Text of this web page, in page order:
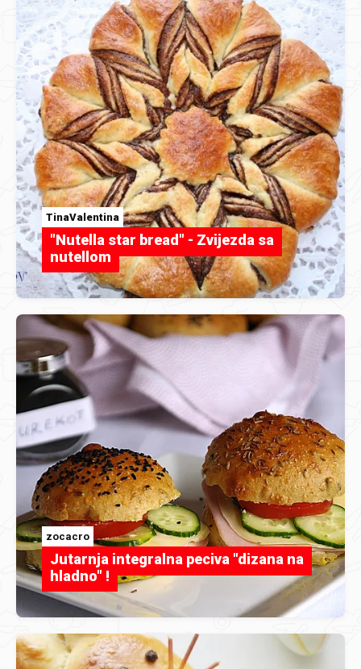
TinaValentina
"Nutella star bread" - Zvijezda sa
nutellom
zocacro
Jutarnja integralna peciva "dizana na
hladno" !